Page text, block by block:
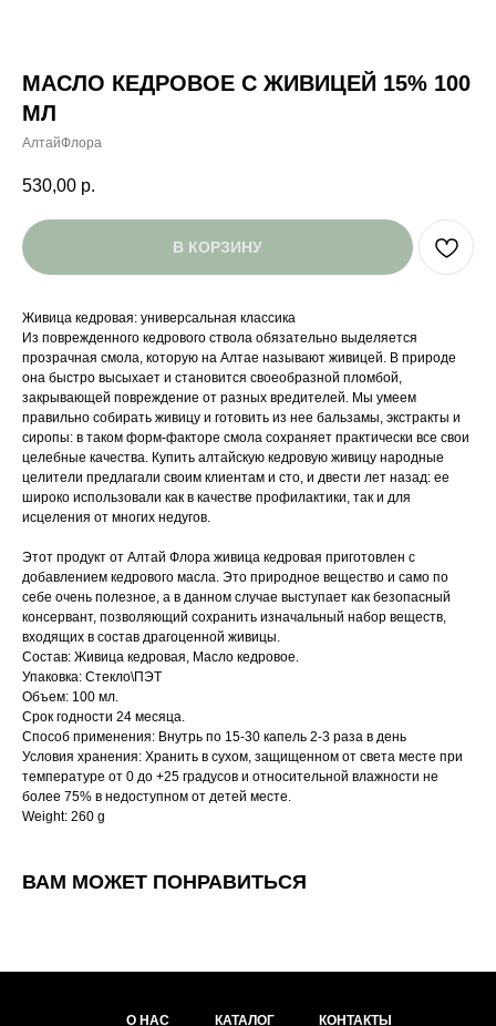
МАСЛО КЕДРОВОЕ С ЖИВИЦЕЙ 15% 100
МЛ
АлтайФлора
530,00 р.
В КОРЗИНУ
Живица кедровая: универсальная классика
Из поврежденного кедрового ствола обязательно выделяется
прозрачная смола, которую на Алтае называют живицей. В природе
она быстро высыхает и становится своеобразной пломбой,
закрывающей повреждение от разных вредителей. Мы умеем
правильно собирать живицу и готовить из нее бальзамы, экстракты и
сиропы: в таком форм-факторе смола сохраняет практически все свои
целебные качества. Купить алтайскую кедровую живицу народные
целители предлагали своим клиентам и сто, и двести лет назад: ее
широко использовали как в качестве профилактики, так и для
исцеления от многих недугов.
Этот продукт от Алтай Флора живица кедровая приготовлен с
добавлением кедрового масла. Это природное вещество и само по
себе очень полезное, а в данном случае выступает как безопасный
консервант, позволяющий сохранить изначальный набор веществ,
входящих в состав драгоценной живицы.
Состав: Живица кедровая, Масло кедровое.
Упаковка: Стекло\ПЭТ
Объем: 100 мл.
Срок годности 24 месяца.
Способ применения: Внутрь по 15-30 капель 2-3 раза в день
Условия хранения: Хранить в сухом, защищенном от света месте при
температуре от 0 до +25 градусов и относительной влажности не
более 75% в недоступном от детей месте.
Weight: 260 g
ВАМ МОЖЕТ ПОНРАВИТЬСЯ
О НАС КАТАЛОГ КОНТАКТЫ